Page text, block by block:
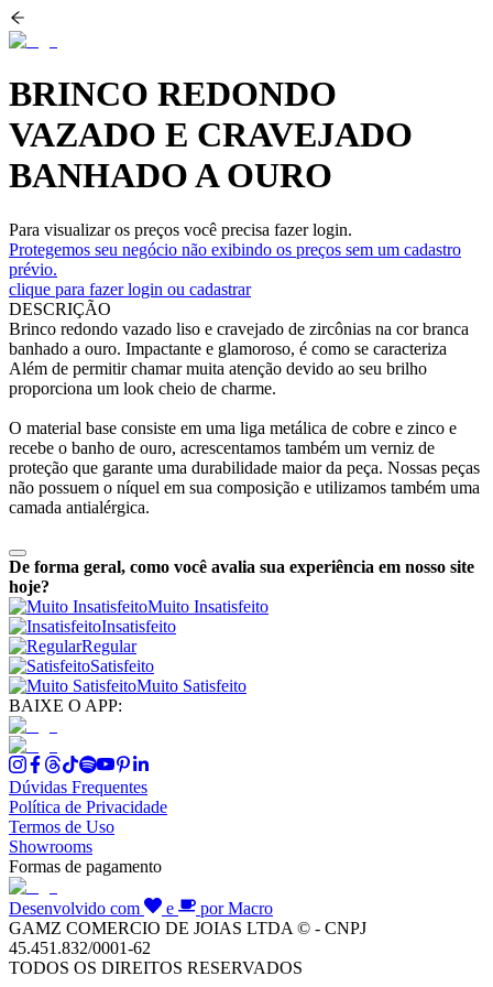
BRINCO REDONDO
VAZADO E CRAVEJADO
BANHADO A OURO
Para visualizar os preços você precisa fazer login.
Protegemos seu negócio não exibindo os preços sem um cadastro
prévio.
clique para fazer login ou cadastrar
DESCRIÇÃO
Brinco redondo vazado liso e cravejado de zircônias na cor branca
banhado a ouro. Impactante e glamoroso, é como se caracteriza
Além de permitir chamar muita atenção devido ao seu brilho
proporciona um look cheio de charme.
O material base consiste em uma liga metálica de cobre e zinco e
recebe o banho de ouro, acrescentamos também um verniz de
proteção que garante uma durabilidade maior da peça. Nossas peças
não possuem o níquel em sua composição e utilizamos também uma
camada antialérgica.
De forma geral, como você avalia sua experiência em nosso site
hoje?
Muito Insatisfeito
Insatisfeito
Regular
Satisfeito
Muito Satisfeito
BAIXE O APP:
Dúvidas Frequentes
Política de Privacidade
Termos de Uso
Showrooms
Formas de pagamento
Desenvolvido com e
por Macro
GAMZ COMERCIO DE JOIAS LTDA © - CNPJ
45.451.832/0001-62
TODOS OS DIREITOS RESERVADOS